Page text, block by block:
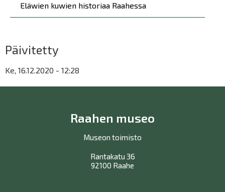
Eläwien kuwien historiaa Raahessa
Päivitetty
Ke, 16.12.2020 - 12:28
Raahen museo
Museon toimisto
Rantakatu 36
92100 Raahe